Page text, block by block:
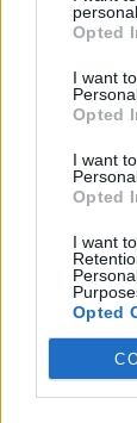
Opted
I want
Opted
I want
Opted
I want
Opted